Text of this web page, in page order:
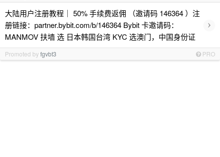
大陆用户注册教程｜ 50% 手续费返佣 （邀请码 146364 ）注
册链接：partner.bybit.com/b/146364 Bybit 卡邀请码：
MANMOV 扶墙 选 日本韩国台湾 KYC 选澳门，中国身份证
›
Promoted byfgvbt3 PRO